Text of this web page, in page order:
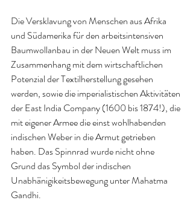
Die Versklavung von Menschen aus Afrika
und Südamerika für den arbeitsintensiven
Baumwollanbau in der Neuen Welt muss im
Zusammenhang mit dem wirtschaftlichen
Potenzial der Textilherstellung gesehen
werden, sowie die imperialistischen Aktivitäten
der East India Company (1600 bis 1874!), die
mit eigener Armee die einst wohlhabenden
indischen Weber in die Armut getrieben
haben. Das Spinnrad wurde nicht ohne
Grund das Symbol der indischen
Unabhänigikeitsbewegung unter Mahatma
Gandhi.